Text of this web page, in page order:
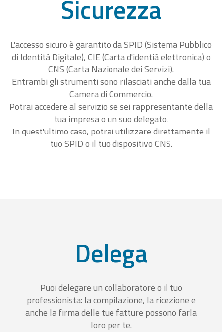
Sicurezza
L'accesso sicuro è garantito da SPID (Sistema Pubblico
di Identità Digitale), CIE (Carta d'identià elettronica) o
CNS (Carta Nazionale dei Servizi).
Entrambi gli strumenti sono rilasciati anche dalla tua
Camera di Commercio.
Potrai accedere al servizio se sei rappresentante della
tua impresa o un suo delegato.
In quest'ultimo caso, potrai utilizzare direttamente il
tuo SPID o il tuo dispositivo CNS.
Delega
Puoi delegare un collaboratore o il tuo
professionista: la compilazione, la ricezione e
anche la firma delle tue fatture possono farla
loro per te.